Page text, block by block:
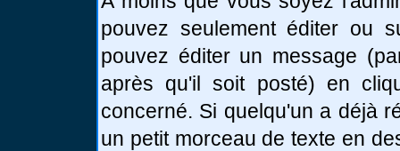
pouvez seulement éditer ou
pouvez éditer un message
après qu'il soit posté) en
concerné. Si quelqu'un a déjà
un petit morceau de texte en